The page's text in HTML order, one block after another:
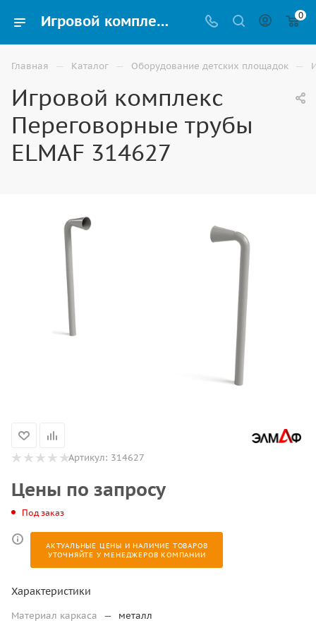
Игровой комплекс Переговорные трубы ELMAF 314627 купить для улицы в Элисте 0
Главная — Каталог — Оборудование детских площадок —
Игровой комплекс
Переговорные трубы
ELMAF 314627
Артикул: 314627
Цены по запросу
Под заказ
АКТУАЛЬНЫЕ ЦЕНЫ И НАЛИЧИЕ ТОВАРОВ
УТОЧНЯЙТЕ У МЕНЕДЖЕРОВ КОМПАНИИ
Характеристики
Материал каркаса —
металл